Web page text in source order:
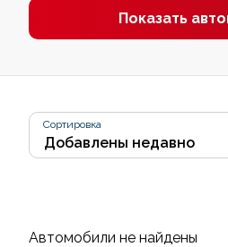
Показать
Сортировка
Автомобили не найдены